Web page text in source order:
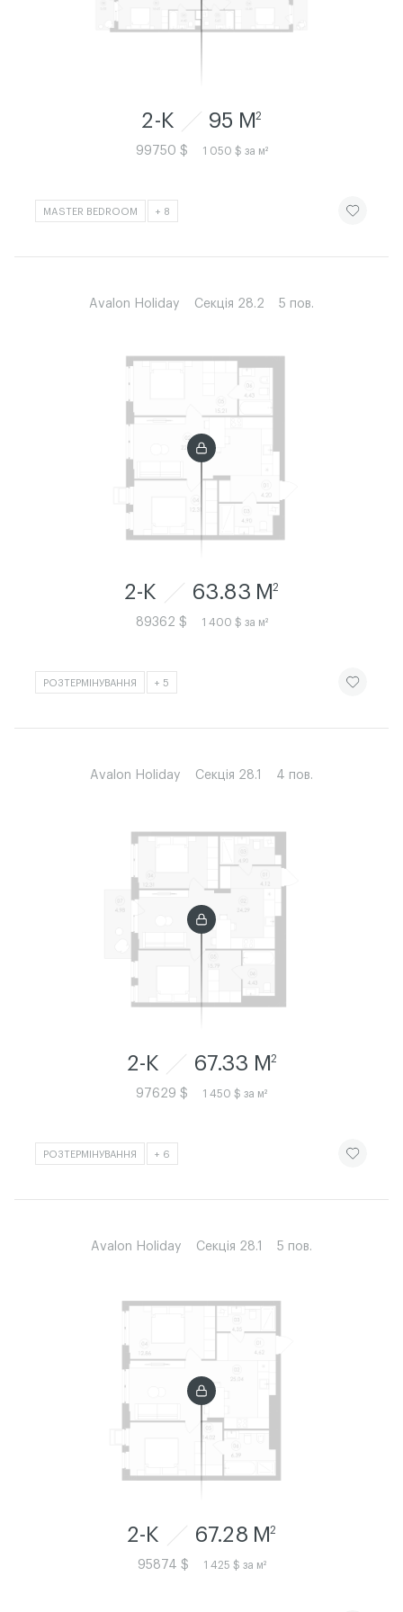
2-К 95 M 2
99750 $ 1 050 $ за м²
MASTER BEDROOM + 8 ЧИТАТИ
Avalon Holiday Секція 28.2 5 пов.
2-К 63.83 M2
89362 $ 1 400 $ за м²
РОЗТЕРМІНУВАННЯ + 5 ЧИТАТИ
Avalon Holiday Секція 28.1 4 пов.
2-К 67.33 M 2
97629 $ 1 450 $ за м²
РОЗТЕРМІНУВАННЯ + 6 ЧИТАТИ
Avalon Holiday Секція 28.1 5 пов.
2-К 67.28 M2
95874 $ 1 425 $ за м²